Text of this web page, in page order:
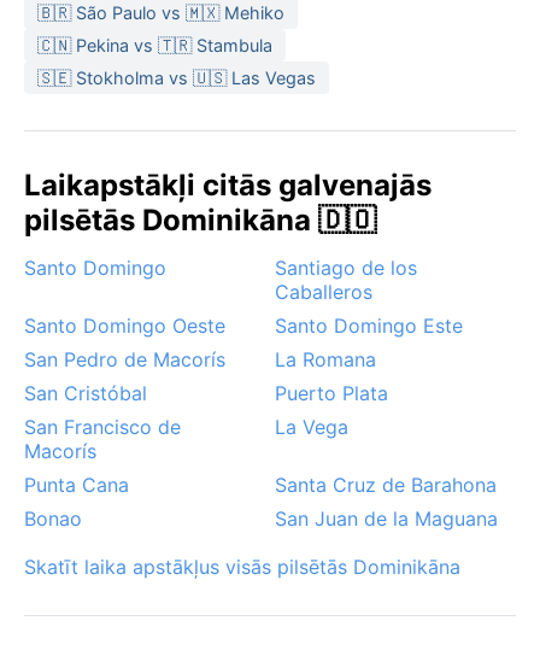
decembra līdz aprīlim, kad ir mazāk nokrišņu un
vairāk saules. Pārējā gadā jārēķinās ar tropiskām
lietusgāzēm – tās parasti īslaicīgas, bet intensīvas.
aktīva augustā un oktobrī. Lai arī Salvahona atrodas
Biežāk gan novērojamas spēcīgas pēcpusdienas
lietusgāzes ar zibeni. Ieteicams sekot prognozēm,
🇧🇷 São Paulo vs 🇲🇽 Mehiko
🇨🇳 Pekina vs 🇹🇷 Stambula
🇸🇪 Stokholma vs 🇺🇸 Las Vegas
Laikapstākļi citās galvenajās
pilsētās Dominikāna 🇩🇴
Santo Domingo
Santiago de los
Caballeros
Santo Domingo Oeste
Santo Domingo Este
San Pedro de Macorís
La Romana
San Cristóbal
Puerto Plata
San Francisco de
Macorís
La Vega
Punta Cana
Santa Cruz de Barahona
Bonao
San Juan de la Maguana
Skatīt laika apstākļus visās pilsētās Dominikāna